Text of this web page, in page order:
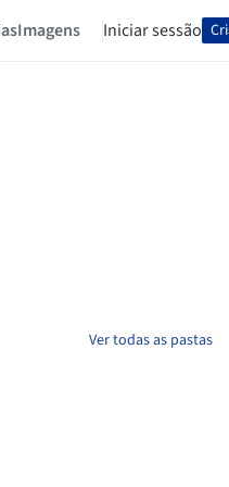
Imagens Iniciar sessão
Ver todas as pastas